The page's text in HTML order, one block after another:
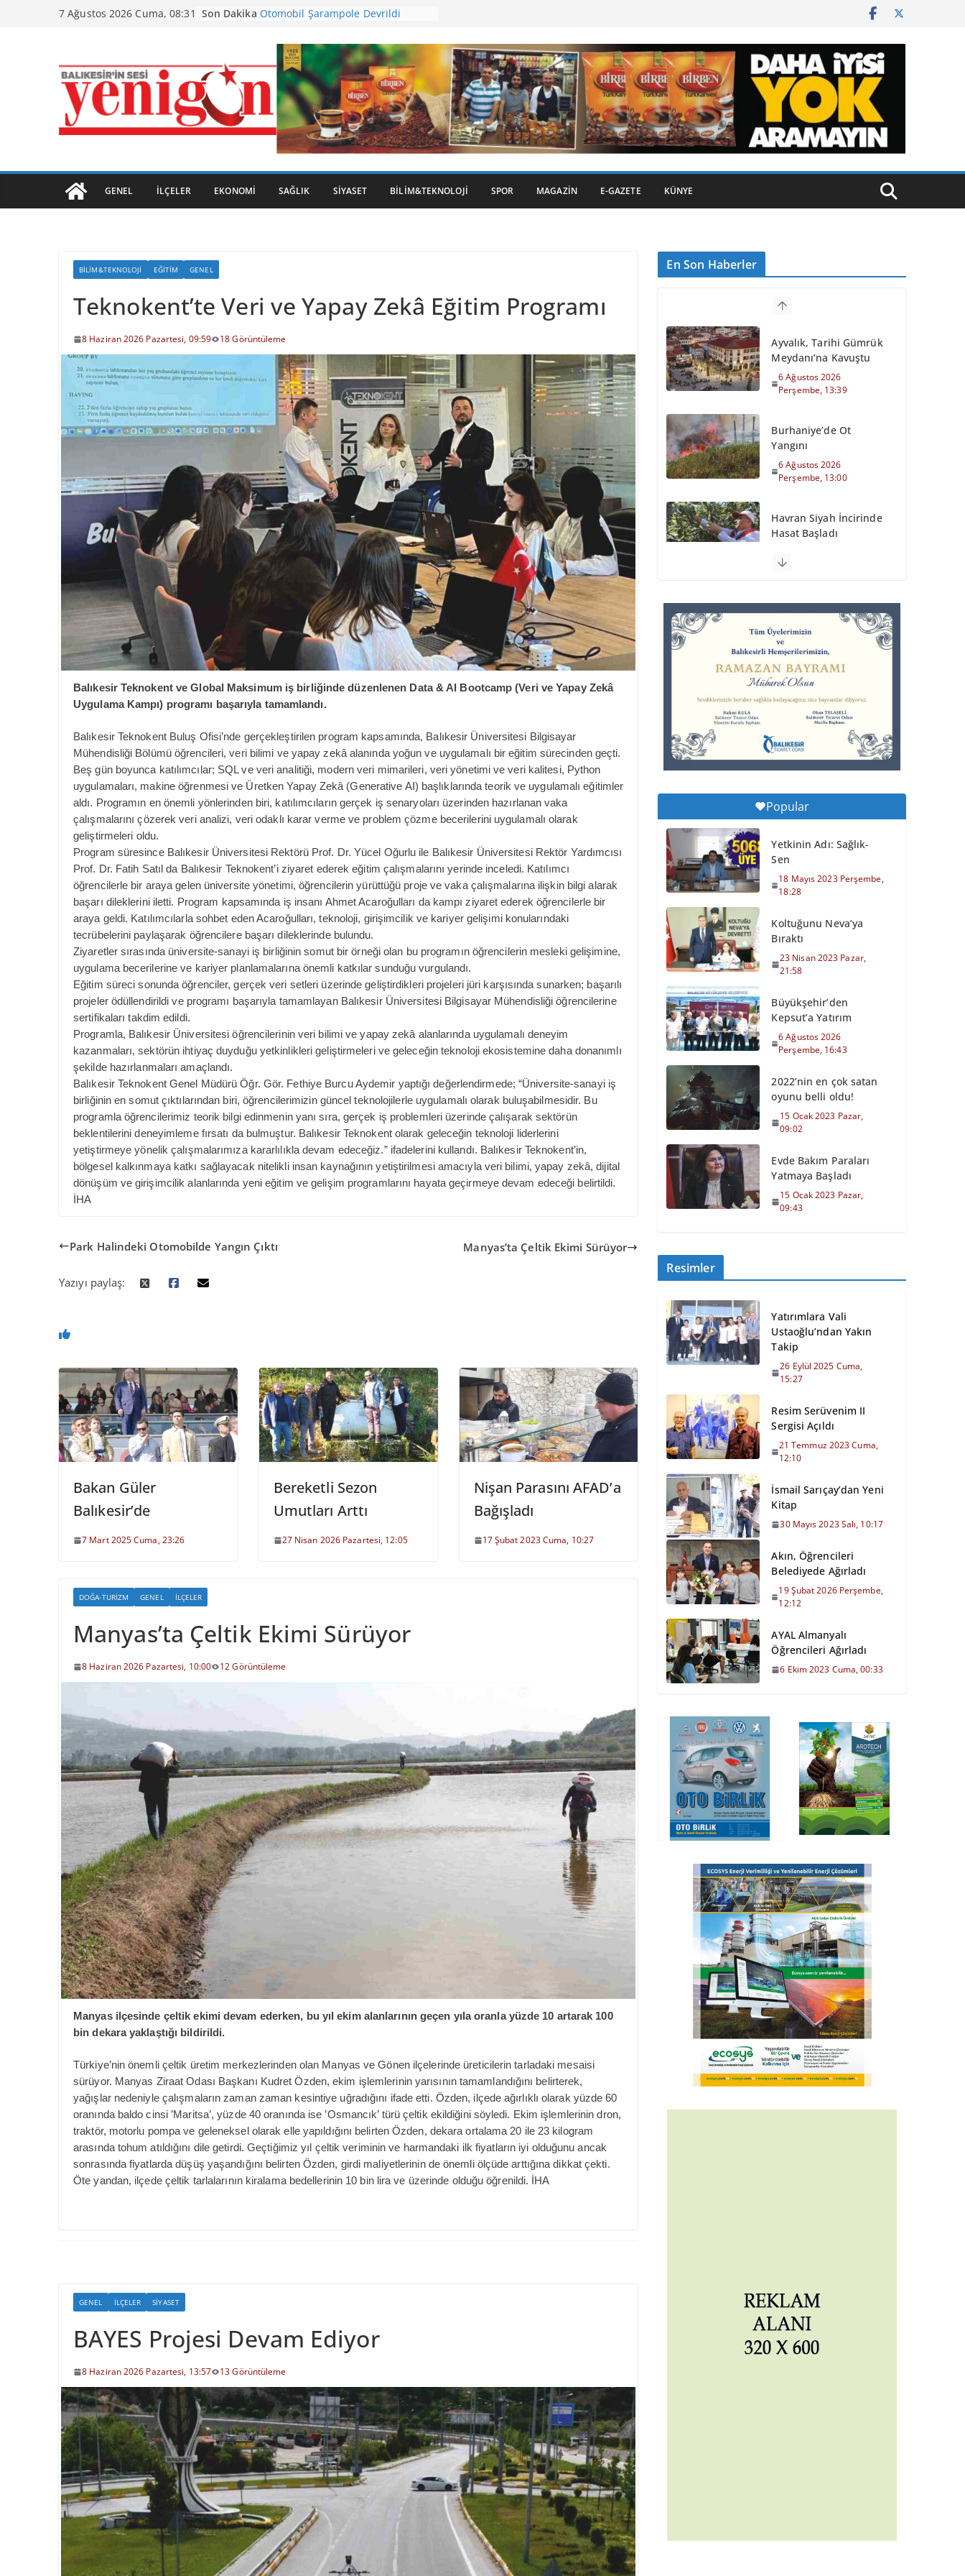
7 Ağustos 2026 Cuma, 08:31 Son Dakika Otomobil Şarampole Devrildi
Ayvalık, Tarihi Gümrük Meydanı’na
Kavuştu
Burhaniye’de Ot Yangını
Havran Siyah İncirinde Hasat
Başladı
GENEL İLÇELER EKONOMI SAĞLIK SIYASET BILIM&TEKNOLOJI SPOR MAGAZIN E-GAZETE KÜNYE
BILIM&TEKNOLOJI EĞITIM GENEL
Teknokent’te Veri ve Yapay Zekâ Eğitim Programı
8 Haziran 2026 Pazartesi, 09:59 18 Görüntüleme
Balıkesir Teknokent ve Global Maksimum iş birliğinde düzenlenen Data & AI Bootcamp (Veri ve Yapay Zekâ
Uygulama Kampı) programı başarıyla tamamlandı.
Balıkesir Teknokent Buluş Ofisi’nde gerçekleştirilen program kapsamında, Balıkesir Üniversitesi Bilgisayar
Mühendisliği Bölümü öğrencileri, veri bilimi ve yapay zekâ alanında yoğun ve uygulamalı bir eğitim sürecinden geçti.
Beş gün boyunca katılımcılar; SQL ve veri analitiği, modern veri mimarileri, veri yönetimi ve veri kalitesi, Python
uygulamaları, makine öğrenmesi ve Üretken Yapay Zekâ (Generative AI) başlıklarında teorik ve uygulamalı eğitimler
aldı. Programın en önemli yönlerinden biri, katılımcıların gerçek iş senaryoları üzerinden hazırlanan vaka
çalışmalarını çözerek veri analizi, veri odaklı karar verme ve problem çözme becerilerini uygulamalı olarak
geliştirmeleri oldu.
Program süresince Balıkesir Üniversitesi Rektörü Prof. Dr. Yücel Oğurlu ile Balıkesir Üniversitesi Rektör Yardımcısı
Prof. Dr. Fatih Satıl da Balıkesir Teknokent’i ziyaret ederek eğitim çalışmalarını yerinde inceledi. Katılımcı
öğrencilerle bir araya gelen üniversite yönetimi, öğrencilerin yürüttüğü proje ve vaka çalışmalarına ilişkin bilgi alarak
başarı dileklerini iletti. Program kapsamında iş insanı Ahmet Acaroğulları da kampı ziyaret ederek öğrencilerle bir
araya geldi. Katılımcılarla sohbet eden Acaroğulları, teknoloji, girişimcilik ve kariyer gelişimi konularındaki
tecrübelerini paylaşarak öğrencilere başarı dileklerinde bulundu.
Ziyaretler sırasında üniversite-sanayi iş birliğinin somut bir örneği olan bu programın öğrencilerin mesleki gelişimine,
uygulama becerilerine ve kariyer planlamalarına önemli katkılar sunduğu vurgulandı.
Eğitim süreci sonunda öğrenciler, gerçek veri setleri üzerinde geliştirdikleri projeleri jüri karşısında sunarken; başarılı
projeler ödüllendirildi ve programı başarıyla tamamlayan Balıkesir Üniversitesi Bilgisayar Mühendisliği öğrencilerine
sertifikaları takdim edildi.
Programla, Balıkesir Üniversitesi öğrencilerinin veri bilimi ve yapay zekâ alanlarında uygulamalı deneyim
kazanmaları, sektörün ihtiyaç duyduğu yetkinlikleri geliştirmeleri ve geleceğin teknoloji ekosistemine daha donanımlı
şekilde hazırlanmaları amaçlandı.
Balıkesir Teknokent Genel Müdürü Öğr. Gör. Fethiye Burcu Aydemir yaptığı değerlendirmede; “Üniversite-sanayi iş
birliğinin en somut çıktılarından biri, öğrencilerimizin güncel teknolojilerle uygulamalı olarak buluşabilmesidir. Bu
programla öğrencilerimiz teorik bilgi edinmenin yanı sıra, gerçek iş problemleri üzerinde çalışarak sektörün
beklentilerini deneyimleme fırsatı da bulmuştur. Balıkesir Teknokent olarak geleceğin teknoloji liderlerini
yetiştirmeye yönelik çalışmalarımıza kararlılıkla devam edeceğiz.” ifadelerini kullandı. Balıkesir Teknokent’in,
bölgesel kalkınmaya katkı sağlayacak nitelikli insan kaynağının yetiştirilmesi amacıyla veri bilimi, yapay zekâ, dijital
dönüşüm ve girişimcilik alanlarında yenieğitim ve gelişim programlarını hayata geçirmeye devam edeceği belirtildi.
İHA
Park Halindeki Otomobilde Yangın Çıktı Manyas’ta Çeltik Ekimi Sürüyor
Yazıyı paylaş:
Bakan Güler
Balıkesir’de
7 Mart 2025 Cuma, 23:26
Bereketli Sezon
Umutları Arttı
27 Nisan 2026 Pazartesi, 12:05
Nişan Parasını AFAD’a
Bağışladı
17 Şubat 2023 Cuma, 10:27
DOĞA-TURIZM GENEL İLÇELER
Manyas’ta Çeltik Ekimi Sürüyor
8 Haziran 2026 Pazartesi, 10:00 12 Görüntüleme
Manyas ilçesinde çeltik ekimi devam ederken, bu yıl ekim alanlarının geçen yıla oranla yüzde 10 artarak 100
bin dekara yaklaştığı bildirildi.
Türkiye’nin önemli çeltik üretim merkezlerinden olan Manyas ve Gönen ilçelerinde üreticilerin tarladaki mesaisi
sürüyor. Manyas Ziraat Odası Başkanı Kudret Özden, ekim işlemlerinin yarısının tamamlandığını belirterek,
yağışlar nedeniyle çalışmaların zaman zaman kesintiye uğradığını ifade etti. Özden, ilçede ağırlıklı olarak yüzde 60
oranında baldo cinsi ’Maritsa’, yüzde 40 oranında ise ’Osmancık’ türü çeltik ekildiğini söyledi. Ekim işlemlerinin dron,
traktör, motorlu pompa ve geleneksel olarak elle yapıldığını belirten Özden, dekara ortalama 20 ile 23 kilogram
arasında tohum atıldığını dile getirdi.Geçtiğimiz yıl çeltik veriminin ve harmandaki ilk fiyatların iyi olduğunu ancak
sonrasında fiyatlarda düşüş yaşandığını belirten Özden, girdi maliyetlerinin de önemli ölçüde arttığına dikkat çekti.
Öte yandan, ilçede çeltik tarlalarının kiralama bedellerinin 10 bin lira ve üzerinde olduğu öğrenildi. İHA
GENEL İLÇELER SIYASET
BAYES Projesi Devam Ediyor
8 Haziran 2026 Pazartesi, 13:57 13 Görüntüleme
En Son Haberler
Ayvalık, Tarihi Gümrük
Meydanı’na Kavuştu
6 Ağustos 2026
Perşembe, 13:39
Burhaniye’de Ot
Yangını
6 Ağustos 2026
Perşembe, 13:00
Havran Siyah İncirinde
Hasat Başladı
Perşembe, 12:35
Otomobil Şarampole
6 Ağustos 2026
Perşembe, 11:59
İçin Memleket Tek
6 Ağustos 2026
Perşembe, 11:51
Büyükşehir’den
Kepsut’a Yatırım
Perşembe, 16:43
Popular
Yetkinin Adı: Sağlık-
Sen
18 Mayıs 2023 Perşembe,
18:28
Koltuğunu Neva’ya
Bıraktı
23 Nisan 2023 Pazar,
21:58
Büyükşehir’den
Kepsut’a Yatırım
6 Ağustos 2026
Perşembe, 16:43
2022’nin en çok satan
oyunu belli oldu!
15 Ocak 2023 Pazar,
09:02
Evde Bakım Paraları
Yatmaya Başladı
15 Ocak 2023 Pazar,
09:43
Resimler
Yatırımlara Vali
Ustaoğlu’ndan Yakın
Takip
26 Eylül 2025 Cuma,
15:27
Resim Serüvenim II
Sergisi Açıldı
21 Temmuz 2023 Cuma,
12:10
İsmail Sarıçay’dan Yeni
Kitap
30 Mayıs 2023 Salı, 10:17
Akın, Öğrencileri
Belediyede Ağırladı
19 Şubat 2026 Perşembe,
12:12
AYAL Almanyalı
Öğrencileri Ağırladı
6 Ekim 2023 Cuma, 00:33